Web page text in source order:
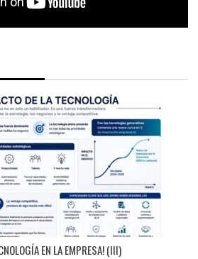
EN LA EMPRESA! (III)